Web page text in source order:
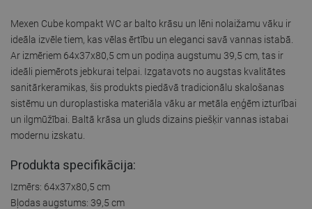
Mexen Cube kompakt WC ar balto krāsu un lēni nolaižamu vāku ir
ideāla izvēle tiem, kas vēlas ērtību un eleganci savā vannas istabā.
Ar izmēriem 64x37x80,5 cm un podiņa augstumu 39,5 cm, tas ir
ideāli piemērots jebkurai telpai. Izgatavots no augstas kvalitātes
sanitārkeramikas, šis produkts piedāvā tradicionālu skalošanas
sistēmu un duroplastiska materiāla vāku ar metāla eņģēm izturībai
un ilgmūžībai. Baltā krāsa un gluds dizains piešķir vannas istabai
modernu izskatu.
Produkta specifikācija:
Izmērs: 64x37x80,5 cm
Bļodas augstums: 39,5 cm